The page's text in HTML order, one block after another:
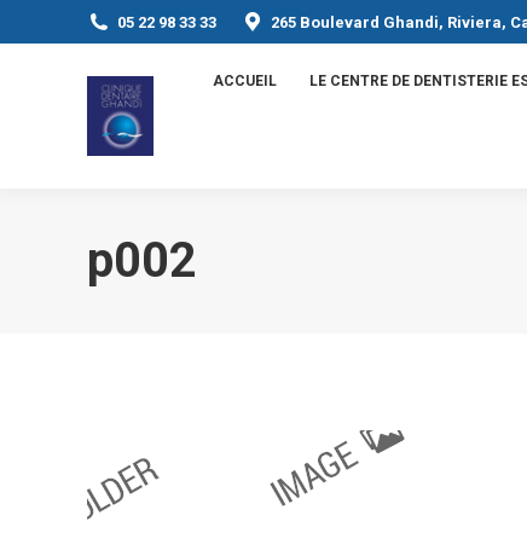
05 22 98 33 33 265 Boulevard Ghandi, Riviera,
ACCUEIL LE CENTRE DE DENTISTERIE
p002